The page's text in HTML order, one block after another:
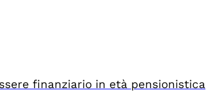
finanziario in età pensionistica